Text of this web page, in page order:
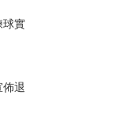
球實
退